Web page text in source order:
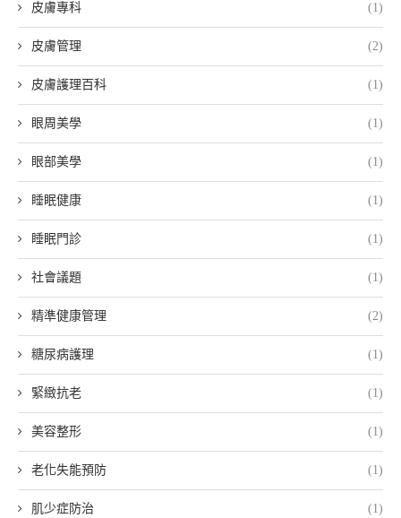
皮膚專科 (1)
皮膚管理 (2)
皮膚護理百科 (1)
眼周美學 (1)
眼部美學 (1)
睡眠健康 (1)
睡眠門診 (1)
社會議題 (1)
精準健康管理 (2)
糖尿病護理 (1)
緊緻抗老 (1)
美容整形 (1)
老化失能預防 (1)
肌少症防治 (1)